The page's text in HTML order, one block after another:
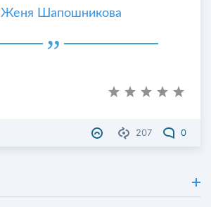
Женя Шапошникова
207 0